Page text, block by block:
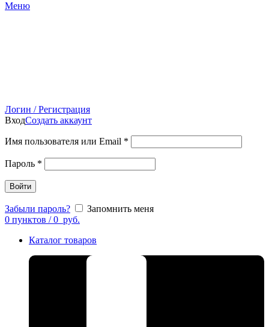
Меню
Логин / Регистрация
ВходСоздать аккаунт
Имя пользователя или Email *
Пароль *
Войти
Забыли пароль?
Запомнить меня
0 пунктов / 0 руб.
Каталог товаров